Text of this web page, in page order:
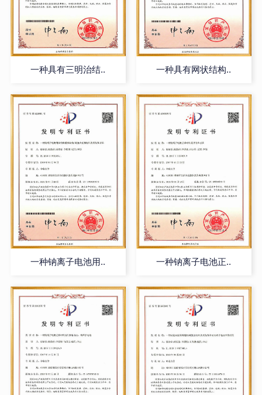
一种具有三明治结.. 一种具有网状结构..
一种钠离子电池用.. 一种钠离子电池正..